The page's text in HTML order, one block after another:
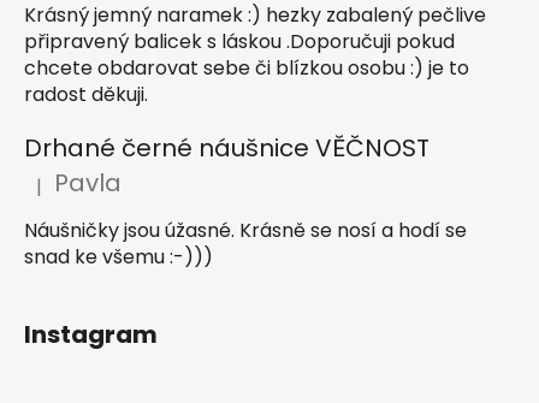
Krásný jemný naramek :) hezky zabalený pečlive
připravený balicek s láskou .Doporučuji pokud
chcete obdarovat sebe či blízkou osobu :) je to
radost děkuji.
Drhané černé náušnice VĚČNOST
Hodnocení produktu je 5 z 5 hvězdiček.
| Pavla
Náušničky jsou úžasné. Krásně se nosí a hodí se
snad ke všemu :-)))
Instagram